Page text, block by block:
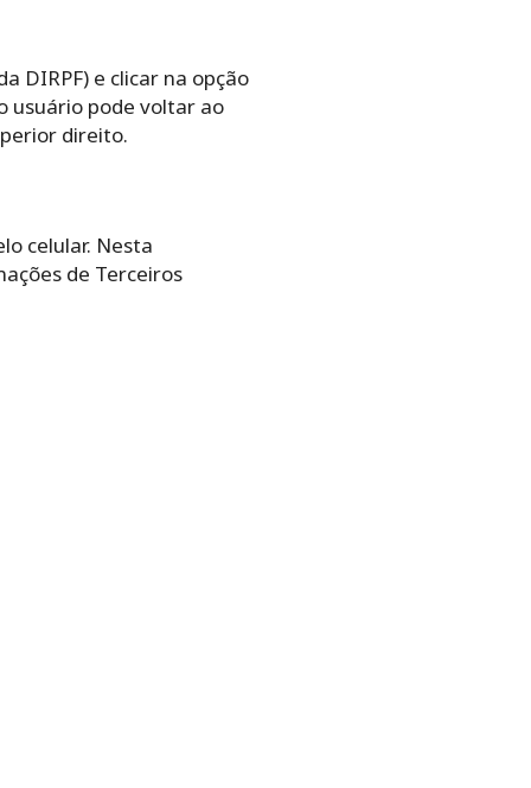
DIRPF) e clicar na opção
usuário pode voltar ao
direito.
celular. Nesta
de Terceiros